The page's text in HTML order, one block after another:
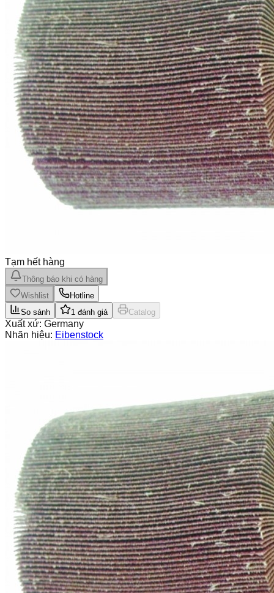
Tạm hết hàng
Thông báo khi có hàng
Wishlist
Hotline
So sánh
1 đánh giá Catalog
Xuất xứ: Germany
Nhãn hiệu: Eibenstock